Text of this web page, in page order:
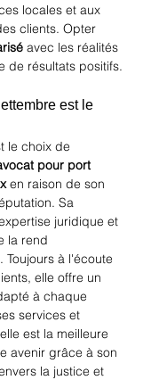
locales et aux
clients. Opter
avec les réalités
de résultats positifs.
est le
le choix de
pour port
en raison de son
Sa
juridique et
la rend
Toujours à l'écoute
elle offre un
à chaque
services et
est la meilleure
avenir grâce à son
la justice et